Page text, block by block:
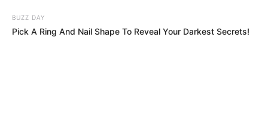
BUZZ DAY
Pick A Ring And Nail Shape To Reveal Your Darkest Secrets!